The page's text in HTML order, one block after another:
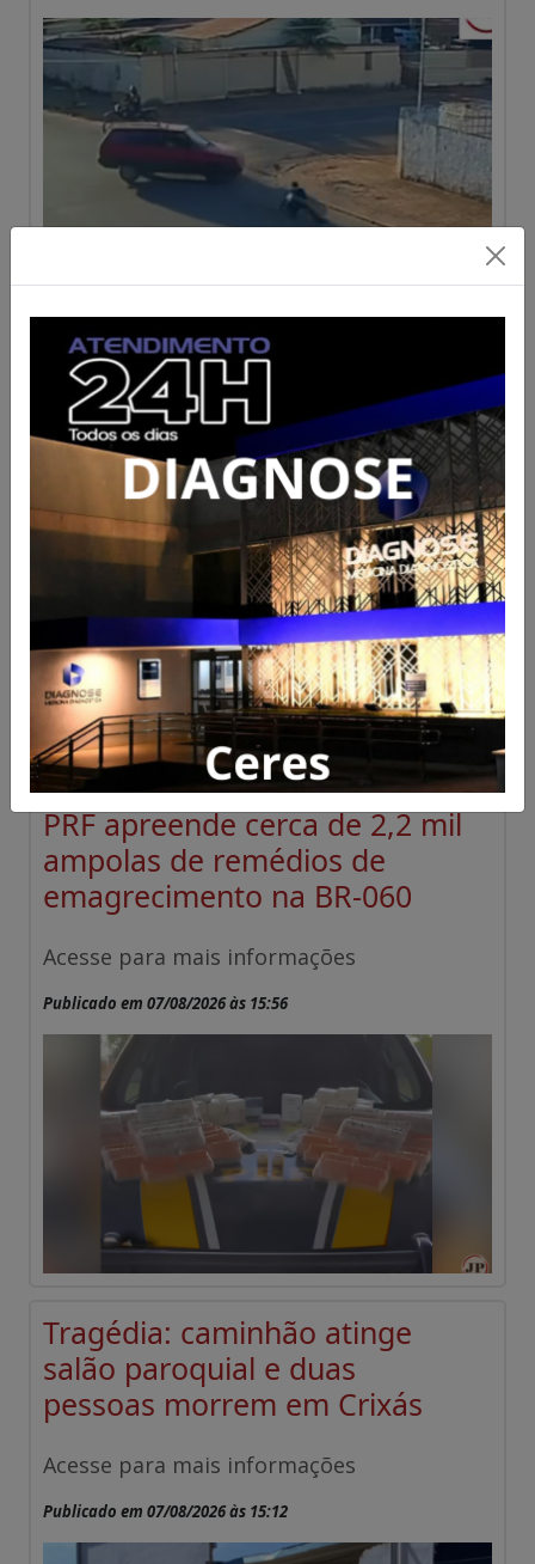
Acidente entre caminhão e
Corolla deixa danos materiais
na região central de Ceres
Acesse para mais informações
Publicado em 07/08/2026 às 19:04
PRF apreende cerca de 2,2 mil
ampolas de remédios de
emagrecimento na BR-060
Acesse para mais informações
Publicado em 07/08/2026 às 15:56
Tragédia: caminhão atinge
salão paroquial e duas
pessoas morrem em Crixás
Acesse para mais informações
Publicado em 07/08/2026 às 15:12